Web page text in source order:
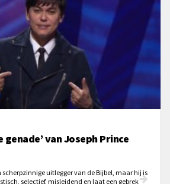
genade’ van Joseph Prince
scherpzinnige uitlegger van de Bijbel, maar hij is
selectief, misleidend en laat een gebrek